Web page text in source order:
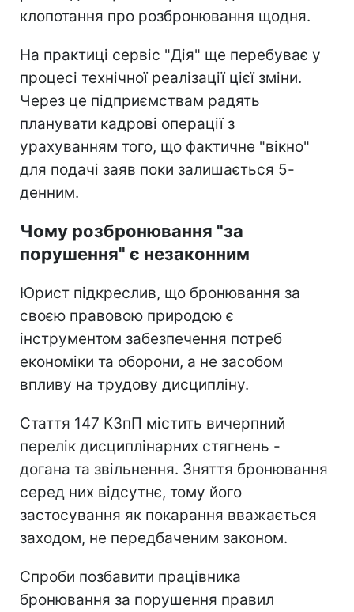
клопотання про розбронювання щодня.
На практиці сервіс "Дія" ще перебуває у
процесі технічної реалізації цієї зміни.
Через це підприємствам радять
планувати кадрові операції з
урахуванням того, що фактичне "вікно"
для подачі заяв поки залишається 5-
денним.
Чому розбронювання "за
порушення" є незаконним
Юрист підкреслив, що бронювання за
своєю правовою природою є
інструментом забезпечення потреб
економіки та оборони, а не засобом
впливу на трудову дисципліну.
Стаття 147 КЗпП містить вичерпний
перелік дисциплінарних стягнень -
догана та звільнення. Зняття бронювання
серед них відсутнє, тому його
застосування як покарання вважається
заходом, не передбаченим законом.
Спроби позбавити працівника
бронювання за порушення правил